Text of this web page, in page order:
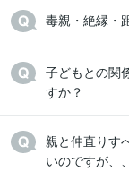
毒親・絶縁・
子どもとの関
すか？
親と仲直りす
いのですが、